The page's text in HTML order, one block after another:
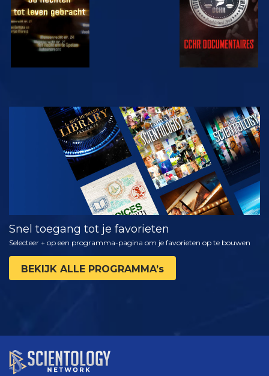
KIJK
VERKEN DE
SERIE
Snel toegang tot je favorieten
Selecteer + op een programma-pagina om je favorieten op te bouwen
BEKIJK ALLE PROGRAMMA’s